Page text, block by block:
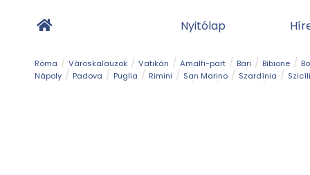
Nyitólap
Róma Városkalauzok Vatikán Amalfi-part Bari Bibione
Nápoly
Padova Puglia Rimini San Marino Szardínia